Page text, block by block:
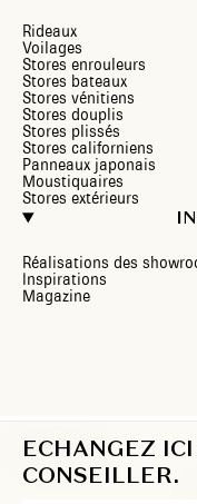
ECHANGEZ
CONSEILLER.
Rideaux
Voilages
Stores enrouleurs
Stores bateaux
Stores vénitiens
Stores douplis
Stores plissés
Stores californiens
Panneaux japonais
Moustiquaires
Stores extérieurs
Réalisations des
Inspirations
Magazine
CH/FR